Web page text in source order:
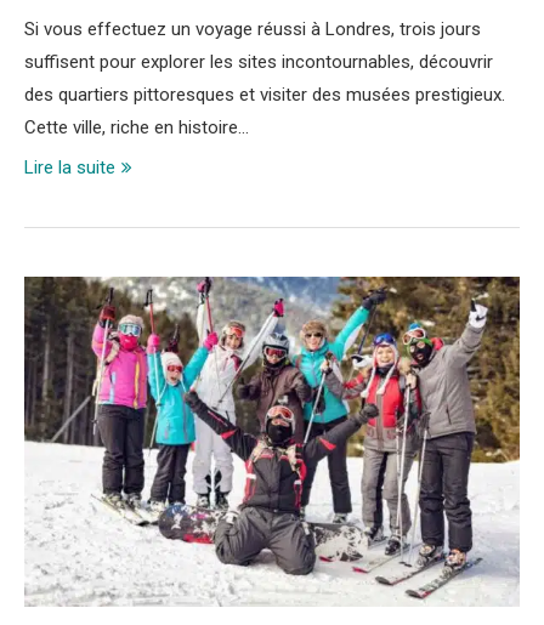
Si vous effectuez un voyage réussi à Londres, trois jours
suffisent pour explorer les sites incontournables, découvrir
des quartiers pittoresques et visiter des musées prestigieux.
Cette ville, riche en histoire…
Lire la suite